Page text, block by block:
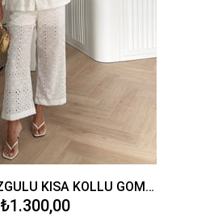
FİSTO BEL BÜZGÜLÜ KISA KOLLU GÖMLEK CEKET
₺1.300,00